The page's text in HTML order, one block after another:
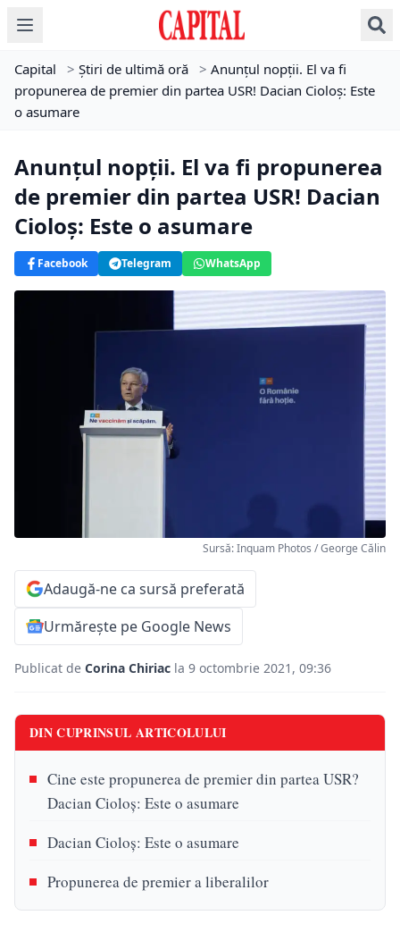
Capital > Știri de ultimă oră > Anunțul nopții. El va fi
propunerea de premier din partea USR! Dacian Cioloș: Este
o asumare
Anunțul nopții. El va fi propunerea
de premier din partea USR! Dacian
Cioloș: Este o asumare
Facebook Telegram WhatsApp
Sursă: Inquam Photos / George Călin
Adaugă-ne ca sursă preferată
Urmărește pe Google News
Publicat de Corina Chiriac la 9 octombrie 2021, 09:36
DIN CUPRINSUL ARTICOLULUI
Cine este propunerea de premier din partea USR?
Dacian Cioloș: Este o asumare
Dacian Cioloș: Este o asumare
Propunerea de premier a liberalilor